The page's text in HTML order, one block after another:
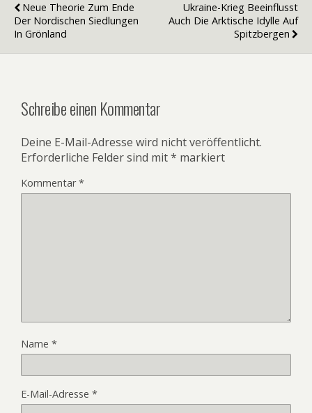
Neue Theorie Zum Ende
Der Nordischen Siedlungen
In Grönland
Ukraine-Krieg Beeinflusst
Auch Die Arktische Idylle Auf
Spitzbergen
Schreibe einen Kommentar
Deine E-Mail-Adresse wird nicht veröffentlicht.
Erforderliche Felder sind mit* markiert
Kommentar*
Name *
E-Mail-Adresse *